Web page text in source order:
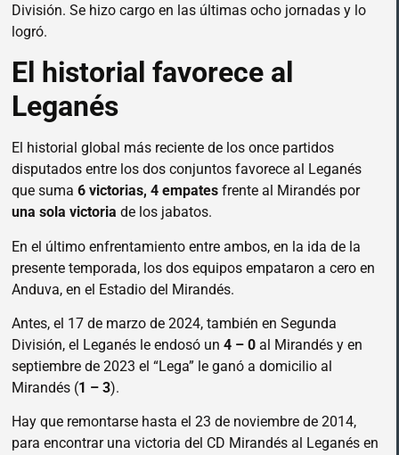
División. Se hizo cargo en las últimas ocho jornadas y lo
logró.
El historial favorece al
Leganés
El historial global más reciente de los once partidos
disputados entre los dos conjuntos favorece al Leganés
que suma 6 victorias, 4 empates frente al Mirandés por
una sola victoria de los jabatos.
En el último enfrentamiento entre ambos, en la ida de la
presente temporada, los dos equipos empataron a cero en
Anduva, en el Estadio del Mirandés.
Antes, el 17 de marzo de 2024, también en Segunda
División, el Leganés le endosó un 4 – 0 al Mirandés y en
septiembre de 2023 el “Lega” le ganó a domicilio al
Mirandés (1 – 3).
Hay que remontarse hasta el 23 de noviembre de 2014,
para encontrar una victoria del CD Mirandés al Leganés en